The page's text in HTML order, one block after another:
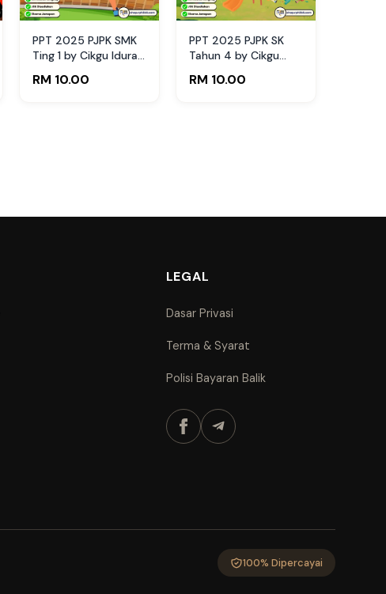
PPT 2025 PJPK SMK
Ting 1 by Cikgu Idura
RM 10.00
PPT 2025 PJPK SK
Tahun 4 by Cikgu
RM 10.00
LEGAL
Dasar Privasi
Terma & Syarat
Polisi Bayaran Balik
100% Dipercayai